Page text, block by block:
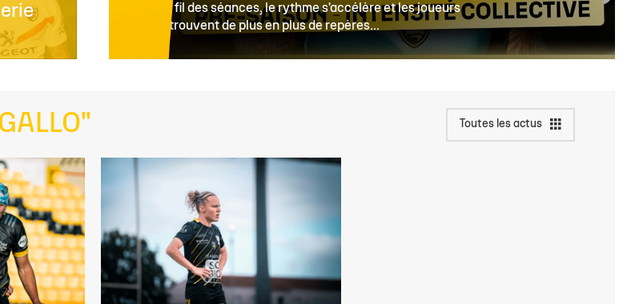
Au fil des séances, le rythme s'accélère et les joueurs
retrouvent de plus en plus de repères...
Toutes les actus